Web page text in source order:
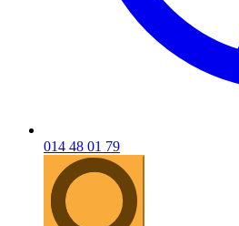
014 48 01 79